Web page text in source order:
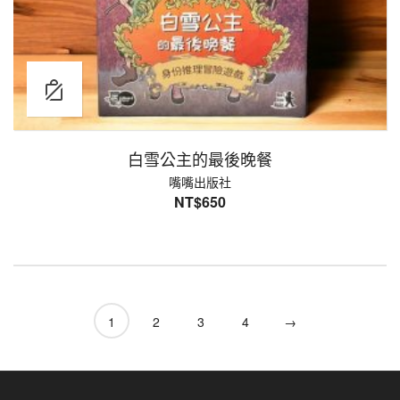
白雪公主的最後晚餐
嘴嘴出版社
NT$650
1 2 3 4 →